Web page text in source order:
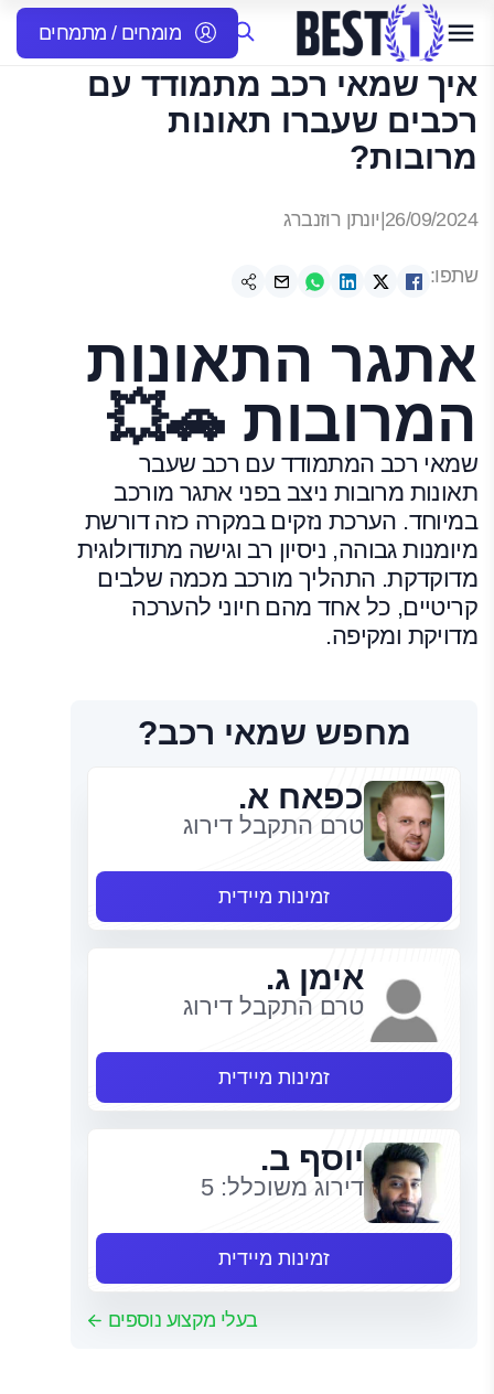
מומחים / מתמחים
איך שמאי רכב מתמודד עם
רכבים שעברו תאונות
מרובות?
26/09/2024 יונתן רוזנברג
שתפו:
אתגר התאונות
המרובות 🚗💥
שמאי רכב המתמודד עם רכב שעבר
תאונות מרובות ניצב בפני אתגר מורכב
במיוחד. הערכת נזקים במקרה כזה דורשת
מיומנות גבוהה, ניסיון רב וגישה מתודולוגית
מדוקדקת. התהליך מורכב מכמה שלבים
קריטיים, כל אחד מהם חיוני להערכה
מדויקת ומקיפה.
מחפש שמאי רכב?
כפאח א.
טרם התקבל דירוג
זמינות מיידית
אימן ג.
טרם התקבל דירוג
זמינות מיידית
יוסף ב.
דירוג משוכלל: 5
זמינות מיידית
בעלי מקצוע נוספים